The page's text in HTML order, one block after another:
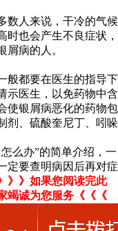
数人来说，干冷的气候
时也会产生不良症状，
病的人。
般都要在医生的指导下
示医生，以免药物中含
使银屑病恶化的药物包
剂、硫酸奎尼丁、吲哚
么办”的简单介绍，一
定要查明病因后再对症
》》如果您阅读完此
竭诚为您服务《《《